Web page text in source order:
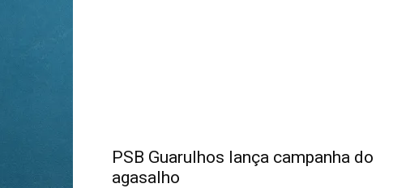
PSB Guarulhos lança campanha do
agasalho